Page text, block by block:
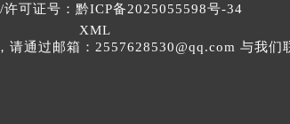
许可证号：黔ICP备2025055598号-34
XML
通过邮箱：2557628530@qq.com 与我